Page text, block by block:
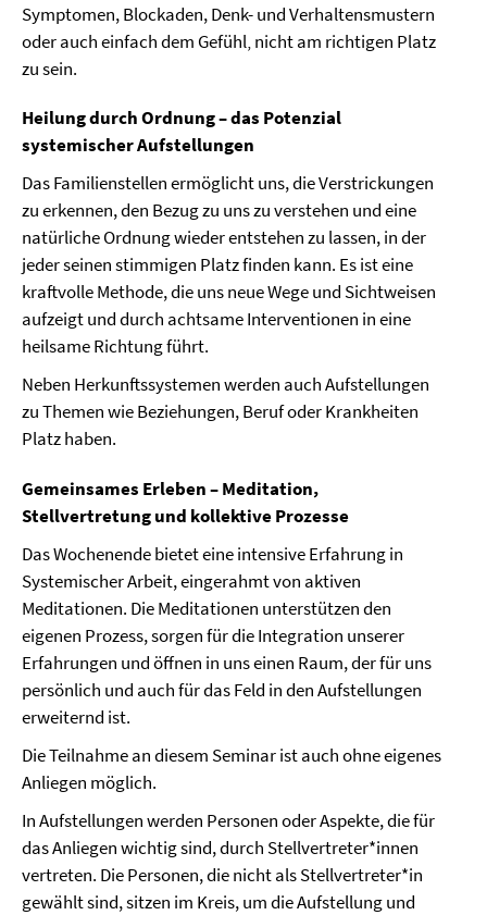
Symptomen, Blockaden, Denk- und Verhaltensmustern
oder auch einfach dem Gefühl‚ nicht am richtigen Platz
zu sein.
Heilung durch Ordnung – das Potenzial
systemischer Aufstellungen
Das Familienstellen ermöglicht uns, die Verstrickungen
zu erkennen, den Bezug zu uns zu verstehen und eine
natürliche Ordnung wieder entstehen zu lassen, in der
jeder seinen stimmigen Platz finden kann. Es ist eine
kraftvolle Methode, die uns neue Wege und Sichtweisen
aufzeigt und durch achtsame Interventionen in eine
heilsame Richtung führt.
Neben Herkunftssystemen werden auch Aufstellungen
zu Themen wie Beziehungen, Beruf oder Krankheiten
Platz haben.
Gemeinsames Erleben – Meditation,
Stellvertretung und kollektive Prozesse
Das Wochenende bietet eine intensive Erfahrung in
Systemischer Arbeit, eingerahmt von aktiven
Meditationen. Die Meditationen unterstützen den
eigenen Prozess, sorgen für die Integration unserer
Erfahrungen und öffnen in uns einen Raum, der für uns
persönlich und auch für das Feld in den Aufstellungen
erweiternd ist.
Die Teilnahme an diesem Seminar ist auch ohne eigenes
Anliegen möglich.
In Aufstellungen werden Personen oder Aspekte, die für
das Anliegen wichtig sind, durch Stellvertreter*innen
vertreten. Die Personen, die nicht als Stellvertreter*in
gewählt sind, sitzen im Kreis, um die Aufstellung und